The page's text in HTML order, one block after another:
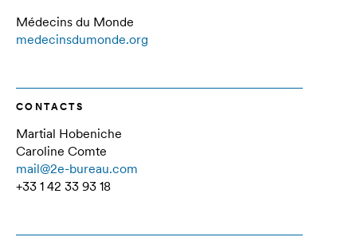
Médecins du Monde
medecinsdumonde.org
CONTACTS
Martial Hobeniche
Caroline Comte
mail@2e-bureau.com
+33 1 42 33 93 18